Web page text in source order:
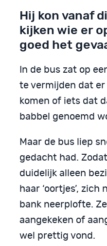
Hij kon vanaf
kijken wie er
goed het
In de bus zat op
te vermijden dat er
komen of iets dat
babbel genoemd
Maar de bus liep
gedacht had.
duidelijk alleen
haar ‘oortjes’,
bank neerplofte.
aangekeken of
wel prettig vond.